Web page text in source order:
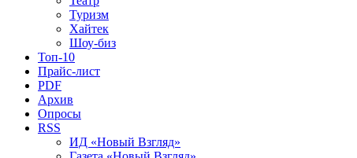
Туризм
Хайтек
Шоу-биз
Топ-10
Прайс-лист
PDF
Архив
Опросы
RSS
ИД «Новый Взгляд»